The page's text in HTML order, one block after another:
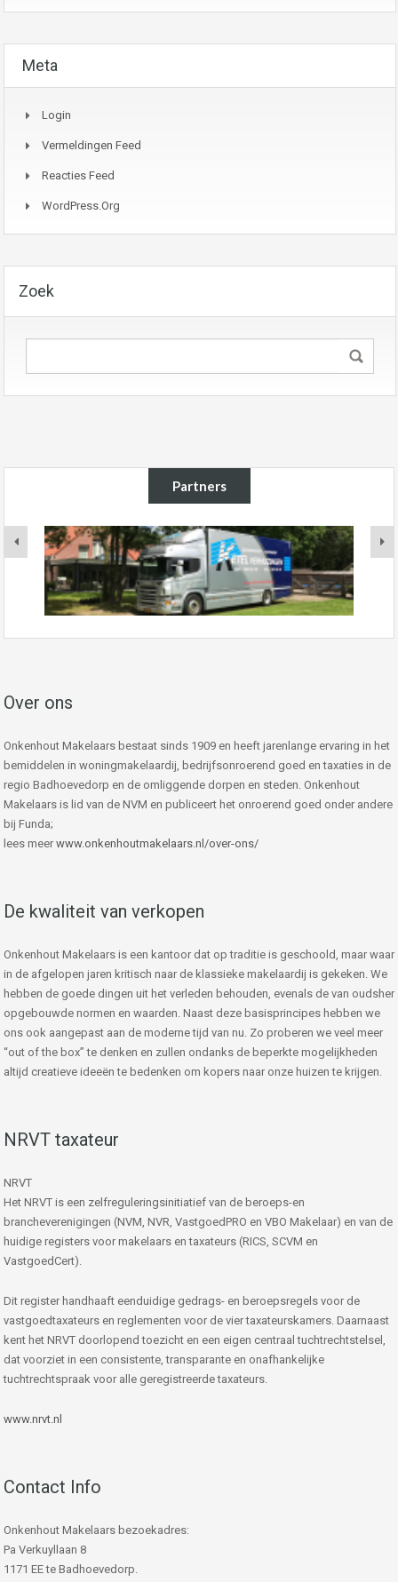
Meta
Login
Vermeldingen Feed
Reacties Feed
WordPress.org
Zoek
Partners
Over ons
Onkenhout Makelaars bestaat sinds 1909 en heeft jarenlange ervaring in het
bemiddelen in woningmakelaardij, bedrijfsonroerend goed en taxaties in de
regio Badhoevedorp en de omliggende dorpen en steden. Onkenhout
Makelaars is lid van de NVM en publiceert het onroerend goed onder andere
bij Funda;
lees meer www.onkenhoutmakelaars.nl/over-ons/
De kwaliteit van verkopen
Onkenhout Makelaars is een kantoor dat op traditie is geschoold, maar waar
in de afgelopen jaren kritisch naar de klassieke makelaardij is gekeken. We
hebben de goede dingen uit het verleden behouden, evenals de van oudsher
opgebouwde normen en waarden. Naast deze basisprincipes hebben we
ons ook aangepast aan de moderne tijd van nu. Zo proberen we veel meer
“out of the box” te denken en zullen ondanks de beperkte mogelijkheden
altijd creatieve ideeën te bedenken om kopers naar onze huizen te krijgen.
NRVT taxateur
NRVT
Het NRVT is een zelfreguleringsinitiatief van de beroeps-en
brancheverenigingen (NVM, NVR, VastgoedPRO en VBO Makelaar) en van de
huidige registers voor makelaars en taxateurs (RICS, SCVM en
VastgoedCert).
Dit register handhaaft eenduidige gedrags- en beroepsregels voor de
vastgoedtaxateurs en reglementen voor de vier taxateurskamers. Daarnaast
kent het NRVT doorlopend toezicht en een eigen centraal tuchtrechtstelsel,
dat voorziet in een consistente, transparante en onafhankelijke
tuchtrechtspraak voor alle geregistreerde taxateurs.
www.nrvt.nl
Contact Info
Onkenhout Makelaars bezoekadres:
Pa Verkuyllaan 8
1171 EE te Badhoevedorp.